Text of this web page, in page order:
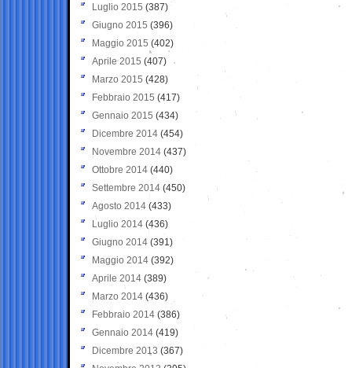
Luglio 2015 (387)
Giugno 2015 (396)
Maggio 2015 (402)
Aprile 2015 (407)
Marzo 2015 (428)
Febbraio 2015 (417)
Gennaio 2015 (434)
Dicembre 2014 (454)
Novembre 2014 (437)
Ottobre 2014 (440)
Settembre 2014 (450)
Agosto 2014 (433)
Luglio 2014 (436)
Giugno 2014 (391)
Maggio 2014 (392)
Aprile 2014 (389)
Marzo 2014 (436)
Febbraio 2014 (386)
Gennaio 2014 (419)
Dicembre 2013 (367)